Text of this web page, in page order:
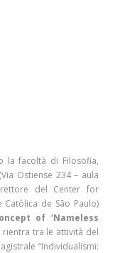
la facoltà di Filosofia,
(Via Ostiense 234 – aula
del Center for
Católica de São Paulo)
of ‘Nameless
rientra tra le attività del
“Individualismi: